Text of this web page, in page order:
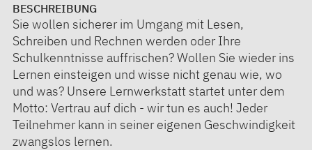
BESCHREIBUNG
Sie wollen sicherer im Umgang mit Lesen,
Schreiben und Rechnen werden oder Ihre
Schulkenntnisse auffrischen? Wollen Sie wieder ins
Lernen einsteigen und wisse nicht genau wie, wo
und was? Unsere Lernwerkstatt startet unter dem
Motto: Vertrau auf dich - wir tun es auch! Jeder
Teilnehmer kann in seiner eigenen Geschwindigkeit
zwangslos lernen.